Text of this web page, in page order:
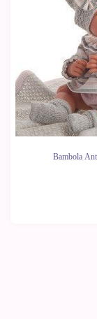
Bambola